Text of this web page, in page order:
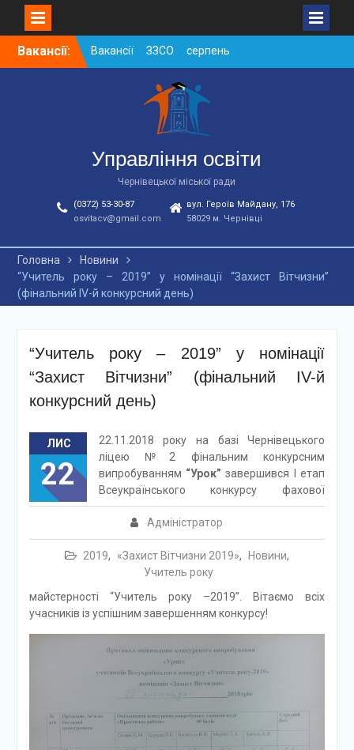
SkipВакансії:
Вакансії ЗЗСО серпень
2026
Вакансії ЗЗСО червень
Вакансії у ЗДО та
дошкільних підрозділах
ЗЗСО станом на
01.08.2026 р.
Управління освіти
Чернівецької міської ради
(0372) 53-30-87
osvitacv@gmail.com
вул. Героїв Майдану, 176
58029 м. Чернівці
Головна
Новини
“Учитель року – 2019” у номінації “Захист Вітчизни”
(фінальний ІV-й конкурсний день)
“Учитель року – 2019” у номінації
“Захист Вітчизни” (фінальний ІV-й
конкурсний день)
ЛИС
22
Адміністратор
2019, «Захист Вітчизни 2019», Новини,
Учитель року
22.11.2018 року на базі Чернівецького
ліцею №2 фінальним конкурсним
випробуванням “Урок” завершився І етап
Всеукраїнського конкурсу фахової
майстерності “Учитель року –2019”. Вітаємо всіх
учасників із успішним завершенням конкурсу!